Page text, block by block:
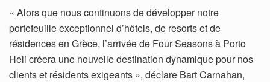
« Alors que nous continuons de développer notre
portefeuille exceptionnel d’hôtels, de resorts et de
résidences en Grèce, l’arrivée de Four Seasons à Porto
Heli créera une nouvelle destination dynamique pour nos
clients et résidents exigeants », déclare Bart Carnahan,